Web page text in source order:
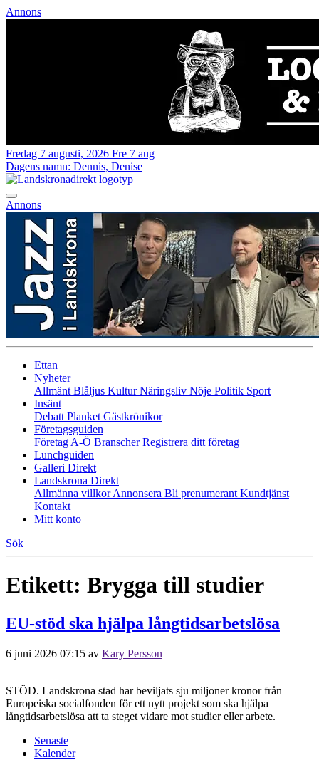
Annons
Fredag 7 augusti, 2026 Fre 7 aug
Dagens namn: Dennis, Denise
Annons
Ettan
Nyheter
Allmänt Blåljus KulturNäringsliv Nöje Politik Sport
Insänt
Debatt Planket Gästkrönikor
Företagsguiden
Företag A-Ö BranscherRegistrera ditt företag
Lunchguiden
Galleri Direkt
Landskrona Direkt
Allmänna villkorAnnonsera Bli prenumerant Kundtjänst
Kontakt
Mitt konto
Sök
Etikett: Brygga till studier
EU‑stöd ska hjälpa långtidsarbetslösa
6 juni 2026 07:15 av Kary Persson
STÖD. Landskrona stad har beviljats sju miljoner kronor från
Europeiska socialfonden för ett nytt projekt som ska hjälpa
långtidsarbetslösa att ta steget vidare mot studier eller arbete.
Senaste
Kalender